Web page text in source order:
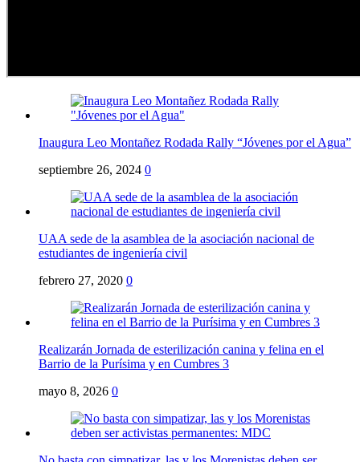
Inaugura Leo Montañez Rodada Rally “Jóvenes por el Agua”
septiembre 26, 2024 0
UAA sede de la asamblea de la asociación nacional de
estudiantes de ingeniería civil
febrero 27, 2020 0
Realizarán Jornada de esterilización canina y felina en el
Barrio de la Purísima y en Cumbres 3
mayo 8, 2026 0